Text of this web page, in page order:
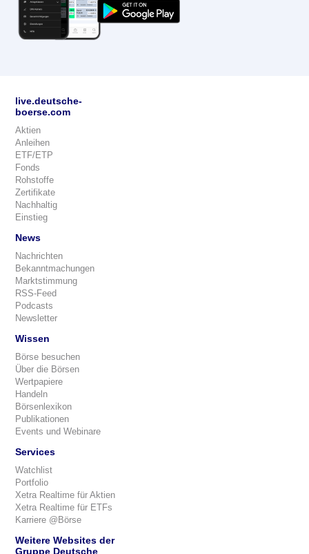
live.deutsche-
boerse.com
Aktien
Anleihen
ETF/ETP
Fonds
Rohstoffe
Zertifikate
Nachhaltig
Einstieg
News
Nachrichten
Bekanntmachungen
Marktstimmung
RSS-Feed
Podcasts
Newsletter
Wissen
Börse besuchen
Über die Börsen
Wertpapiere
Handeln
Börsenlexikon
Publikationen
Events und Webinare
Services
Watchlist
Portfolio
Xetra Realtime für Aktien
Xetra Realtime für ETFs
Karriere @Börse
Weitere Websites der
Gruppe Deutsche